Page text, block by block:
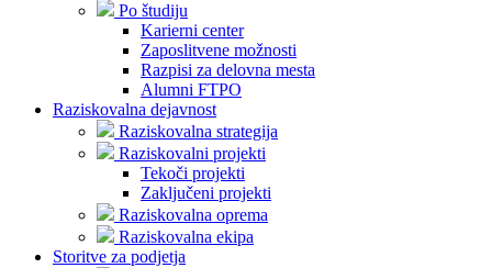
Po študiju
Karierni center
Zaposlitvene možnosti
Razpisi za delovna mesta
Alumni FTPO
Raziskovalna dejavnost
Raziskovalna strategija
Raziskovalni projekti
Tekoči projekti
Zaključeni projekti
Raziskovalna oprema
Raziskovalna ekipa
Storitve za podjetja